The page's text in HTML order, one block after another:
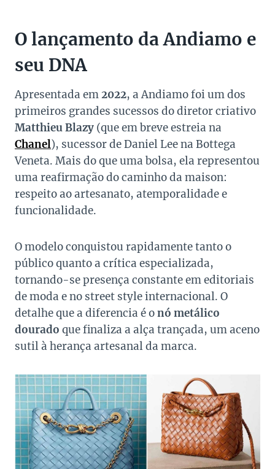
O lançamento da Andiamo e
seu DNA
Apresentada em2022, a Andiamo foi um dos
primeiros grandes sucessos do diretor criativo
Matthieu Blazy (que em breve estreia na
Chanel), sucessor de Daniel Lee na Bottega
Veneta. Mais do que uma bolsa, ela representou
uma reafirmação do caminho da maison:
respeito ao artesanato, atemporalidade e
funcionalidade.
O modelo conquistou rapidamente tanto o
público quanto a crítica especializada,
tornando-se presença constante em editoriais
de moda e no street style internacional. O
detalhe que a diferencia é onó metálico
dourado que finaliza a alça trançada, um aceno
sutil à herança artesanal da marca.